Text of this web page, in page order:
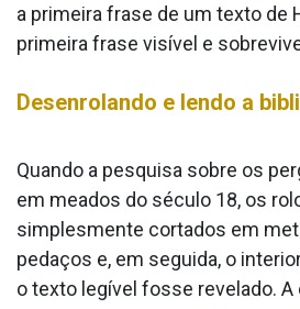
a primeira frase de um texto de
primeira frase visível e
Desenrolando e lendo a
Quando a pesquisa sobre os
em meados do século 18, os
simplesmente cortados em
pedaços e, em seguida, o
o texto legível fosse revelado.